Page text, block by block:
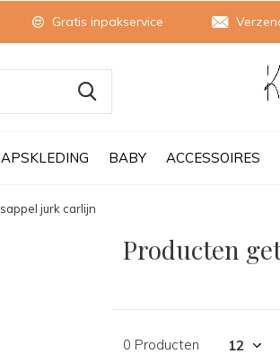
BABY ACCESSOIRES
Gratis inpakservice
jurk carlijn
Producten
0 Producten